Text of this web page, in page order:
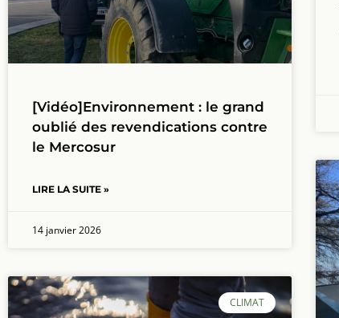
[Vidéo]Environnement : le grand
oublié des revendications contre
le Mercosur
LIRE LA SUITE »
14 janvier 2026
CLIMAT